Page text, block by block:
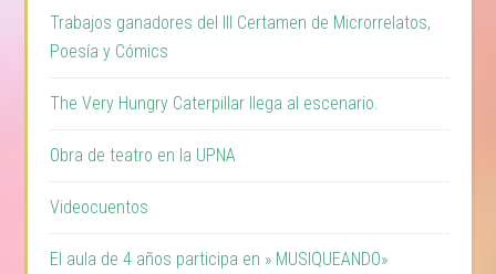
Trabajos ganadores del III Certamen de Microrrelatos,
Poesía y Cómics
The Very Hungry Caterpillar llega al escenario.
Obra de teatro en la UPNA
Videocuentos
El aula de 4 años participa en » MUSIQUEANDO»